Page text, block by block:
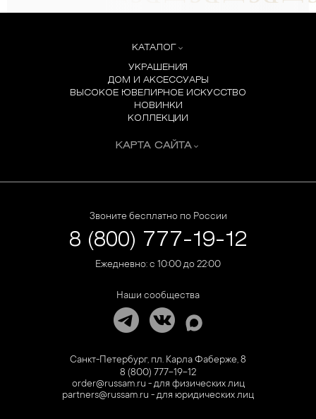
КАТАЛОГ
УКРАШЕНИЯ
ДОМ И АКСЕССУАРЫ
ВЫСОКОЕ ЮВЕЛИРНОЕ ИСКУССТВО
НОВИНКИ
КОЛЛЕКЦИИ
КАРТА САЙТА
Звоните бесплатно по России
8 (800) 777-19-12
Ежедневно: с 10:00 до 22:00
Наши сообщества
Санкт-Петербург, пл. Карла Фаберже, 8
8 (800) 777-19-12
order@russam.ru - для физических лиц
partners@russam.ru - для юридических лиц